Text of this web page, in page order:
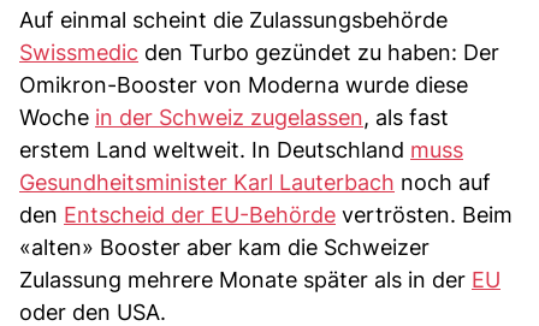
Auf einmal scheint die Zulassungsbehörde
Swissmedic den Turbo gezündet zu haben: Der
Omikron-Booster von Moderna wurde diese
Woche in der Schweiz zugelassen, als fast
erstem Land weltweit. In Deutschland muss
Gesundheitsminister Karl Lauterbach noch auf
den Entscheid der EU-Behörde vertrösten. Beim
«alten» Booster aber kam die Schweizer
Zulassung mehrere Monate später als in der EU
oder den USA.